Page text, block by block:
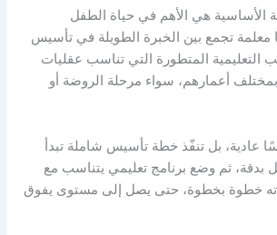
الأساسية هي الأهم في حياة الطفل
معلمة تجمع بين الخبرة الطويلة في تأسيس
التعليمية المتطورة التي تناسب عقليات
أعمارهم، سواء مرحلة الروضة أو
عادية، بل تنفّذ خطة تأسيس شاملة تبدأ
بدقة، ثم وضع برنامج تعليمي يتناسب مع
خطوة بخطوة، حتى يصل إلى مستوى يفوق